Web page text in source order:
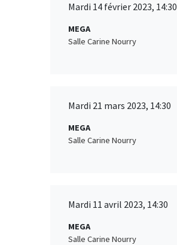
Mardi 14 février 2023, 14:30
MEGA
Salle Carine Nourry
Mardi 21 mars 2023, 14:30
MEGA
Salle Carine Nourry
Mardi 11 avril 2023, 14:30
MEGA
Salle Carine Nourry